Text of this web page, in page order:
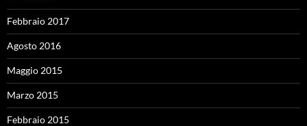
Febbraio 2017
Agosto 2016
Maggio 2015
Marzo 2015
Febbraio 2015